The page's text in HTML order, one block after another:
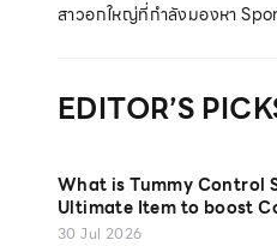
สาวอกใหญ่ที่กำลังมองหา
EDITOR’S
What is Tummy Control
Ultimate Item to boost
Every Look
30 Jul 2026